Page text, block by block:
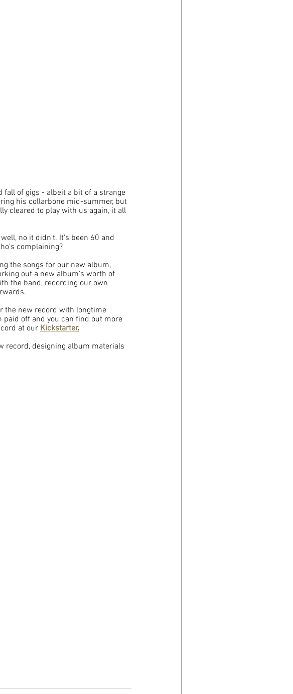
fall of gigs - albeit a bit of a strange
his collarbone mid-summer, but
cleared to play with us again, it all
no it didn't. It's been 60 and
complaining?
the songs for our new album,
out a new album's worth of
the band, recording our own
the new record with longtime
off and you can find out more
at our Kickstarter.
record, designing album materials